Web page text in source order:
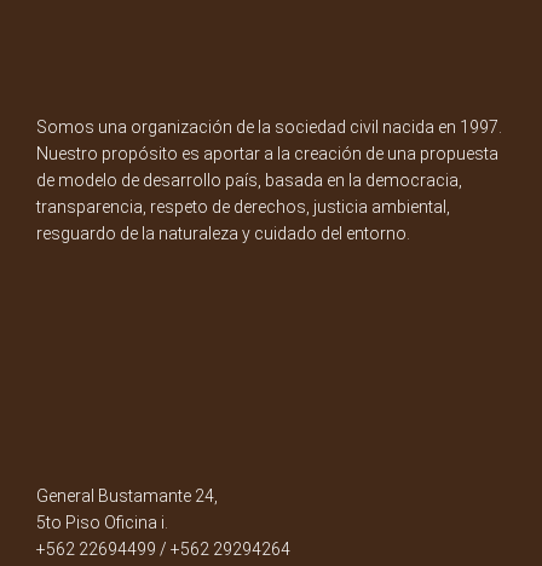
Somos una organización de la sociedad civil nacida en 1997.
Nuestro propósito es aportar a la creación de una propuesta
de modelo de desarrollo país, basada en la democracia,
transparencia, respeto de derechos, justicia ambiental,
resguardo de la naturaleza y cuidado del entorno.
General Bustamante 24,
5to Piso Oficina i.
+562 22694499 / +562 29294264